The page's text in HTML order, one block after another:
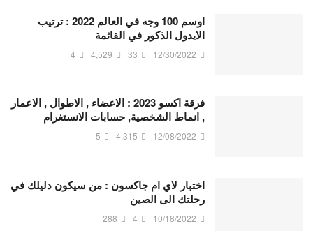
اوسم 100 وجه في العالم 2022 : ترتيب
الايدول الذكور في القائمة
12/30/2022
33
4,529
4
فرقة اكسو 2023 : الاعضاء , الاطوال , الاعمار
, انماط الشخصية, حسابات الانستغرام
12/08/2022
4,315
5
اختبار لاي ام جاكسون : من سيكون دليلك في
رحلتك الى الصين
10/18/2022
4
288